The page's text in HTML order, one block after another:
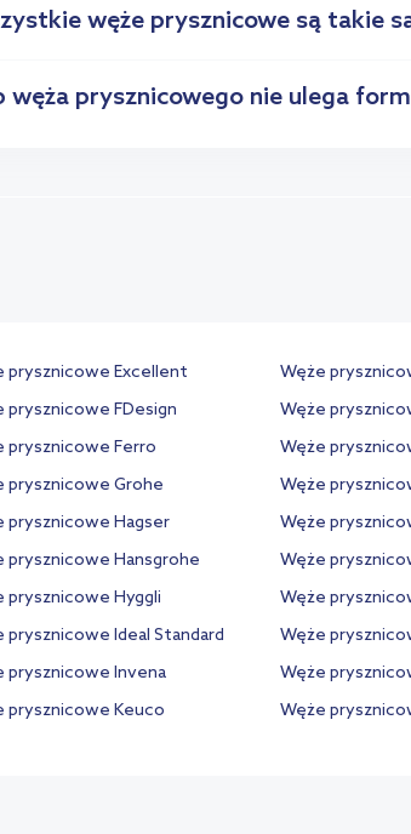
węże prysznicowe są takie
węża prysznicowego nie ulega
prysznicowe Excellent
prysznicowe FDesign
prysznicowe Ferro
prysznicowe Grohe
prysznicowe Hagser
prysznicowe Hansgrohe
prysznicowe Hyggli
prysznicowe Ideal Standard
prysznicowe Invena
prysznicowe Keuco
Węże
Węże
Węże
Węże
Węże
Węże
Węże
Węże
Węże
Węże